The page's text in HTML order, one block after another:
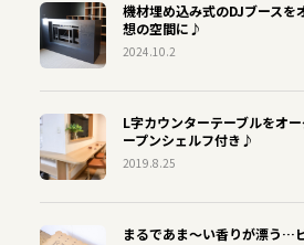
機材埋め込み式のDJブースを
想の空間に♪
2024.10.2
L字カウンターテーブルをオ
ープンシェルフ付き♪
2019.8.25
まるであま〜い香りが漂う…